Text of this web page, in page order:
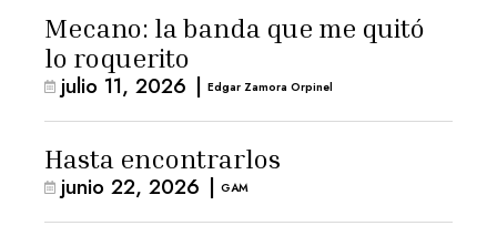
Mecano: la banda que me quitó
lo roquerito
julio 11, 2026 | Edgar Zamora Orpinel
Hasta encontrarlos
junio 22, 2026 | GAM